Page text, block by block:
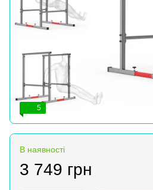
5
В наявності
3 749 грн